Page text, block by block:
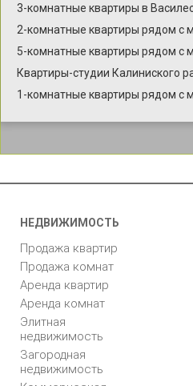
3-комнатные квартиры в
2-комнатные квартиры рядом с
5-комнатные квартиры рядом с
Квартиры-студии Калиниского
1-комнатные квартиры рядом с
НЕДВИЖИМОСТЬ
Продажа квартир
Продажа комнат
Аренда квартир
Аренда комнат
Элитная
недвижимость
Загородная
недвижимость